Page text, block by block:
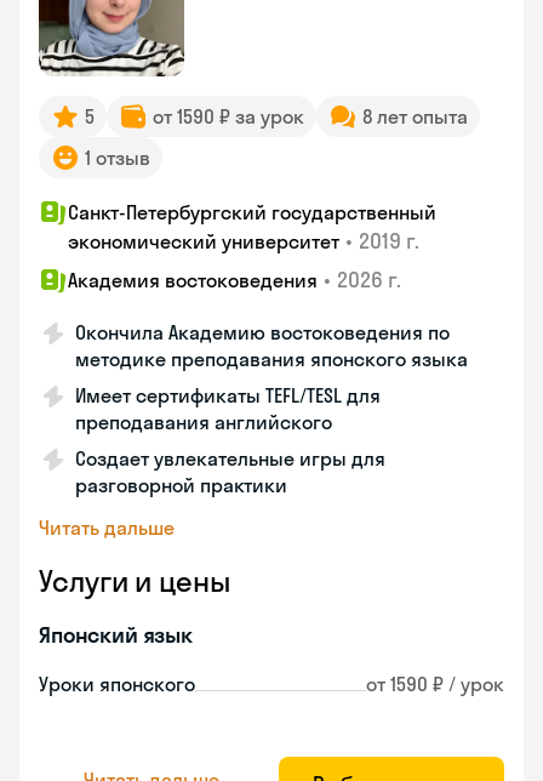
5 от 1590 ₽ за урок
8 лет опыта
1 отзыв
Санкт-Петербургский государственный
экономический университет • 2019 г.
Академия востоковедения • 2026 г.
Окончила Академию востоковедения по
методике преподавания японского языка
Имеет сертификаты TEFL/TESL для
преподавания английского
Создает увлекательные игры для
разговорной практики
Читать дальше
Услуги и цены
Японский язык
Уроки японского от 1590 ₽ / урок